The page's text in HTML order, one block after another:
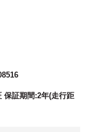
保証期間:2年(走行距